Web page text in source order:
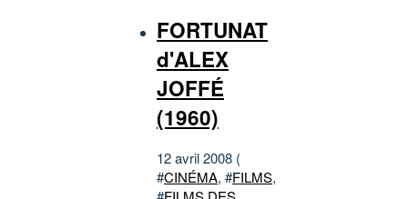
FORTUNAT
d'ALEX
JOFFÉ
(1960)
12 avril 2008 (
#CINÉMA, #FILMS,